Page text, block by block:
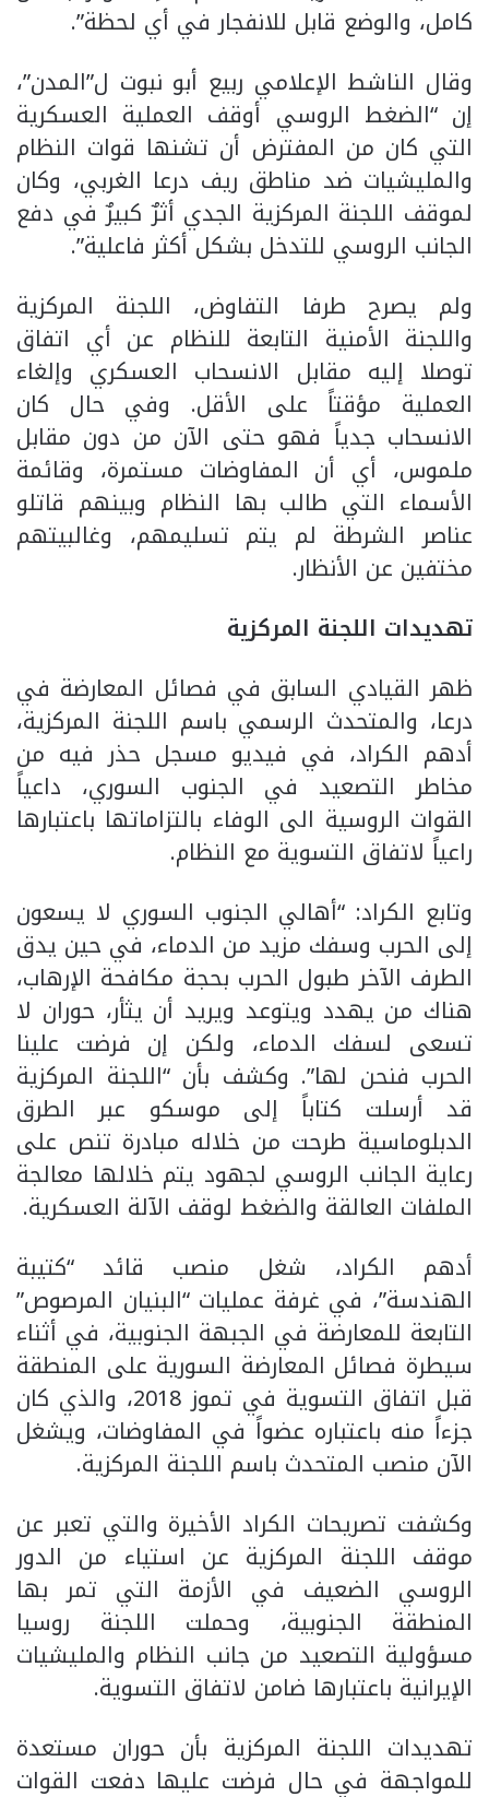
كامل، والوضع قابل للانفجار في أي لحظة”.
وقال الناشط الإعلامي ربيع أبو نبوت ل”المدن”،
إن “الضغط الروسي أوقف العملية العسكرية
التي كان من المفترض أن تشنها قوات النظام
والمليشيات ضد مناطق ريف درعا الغربي، وكان
لموقف اللجنة المركزية الجدي أثرٌ كبيرٌ في دفع
الجانب الروسي للتدخل بشكل أكثر فاعلية”.
ولم يصرح طرفا التفاوض، اللجنة المركزية
واللجنة الأمنية التابعة للنظام عن أي اتفاق
توصلا إليه مقابل الانسحاب العسكري وإلغاء
العملية مؤقتاً على الأقل. وفي حال كان
الانسحاب جدياً فهو حتى الآن من دون مقابل
ملموس، أي أن المفاوضات مستمرة، وقائمة
الأسماء التي طالب بها النظام وبينهم قاتلو
عناصر الشرطة لم يتم تسليمهم، وغالبيتهم
مختفين عن الأنظار.
تهديدات اللجنة المركزية
ظهر القيادي السابق في فصائل المعارضة في
درعا، والمتحدث الرسمي باسم اللجنة المركزية،
أدهم الكراد، في فيديو مسجل حذر فيه من
مخاطر التصعيد في الجنوب السوري، داعياً
القوات الروسية الى الوفاء بالتزاماتها باعتبارها
راعياً لاتفاق التسوية مع النظام.
وتابع الكراد: “أهالي الجنوب السوري لا يسعون
إلى الحرب وسفك مزيد من الدماء، في حين يدق
الطرف الآخر طبول الحرب بحجة مكافحة الإرهاب،
هناك من يهدد ويتوعد ويريد أن يثأر، حوران لا
تسعى لسفك الدماء، ولكن إن فرضت علينا
الحرب فنحن لها”. وكشف بأن “اللجنة المركزية
قد أرسلت كتاباً إلى موسكو عبر الطرق
الدبلوماسية طرحت من خلاله مبادرة تنص على
رعاية الجانب الروسي لجهود يتم خلالها معالجة
الملفات العالقة والضغط لوقف الآلة العسكرية.
أدهم الكراد، شغل منصب قائد “كتيبة
الهندسة”، في غرفة عمليات “البنيان المرصوص”
التابعة للمعارضة في الجبهة الجنوبية، في أثناء
سيطرة فصائل المعارضة السورية على المنطقة
قبل اتفاق التسوية في تموز 2018، والذي كان
جزءاً منه باعتباره عضواً في المفاوضات، ويشغل
الآن منصب المتحدث باسم اللجنة المركزية.
وكشفت تصريحات الكراد الأخيرة والتي تعبر عن
موقف اللجنة المركزية عن استياء من الدور
الروسي الضعيف في الأزمة التي تمر بها
المنطقة الجنوبية، وحملت اللجنة روسيا
مسؤولية التصعيد من جانب النظام والمليشيات
الإيرانية باعتبارها ضامن لاتفاق التسوية.
تهديدات اللجنة المركزية بأن حوران مستعدة
للمواجهة في حال فرضت عليها دفعت القوات